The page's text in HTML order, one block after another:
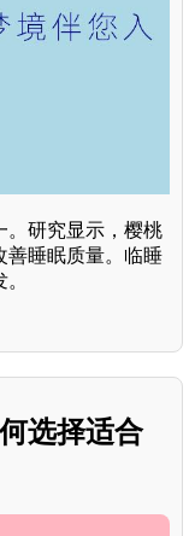
。研究显示，樱桃
善睡眠质量。临睡
选择适合